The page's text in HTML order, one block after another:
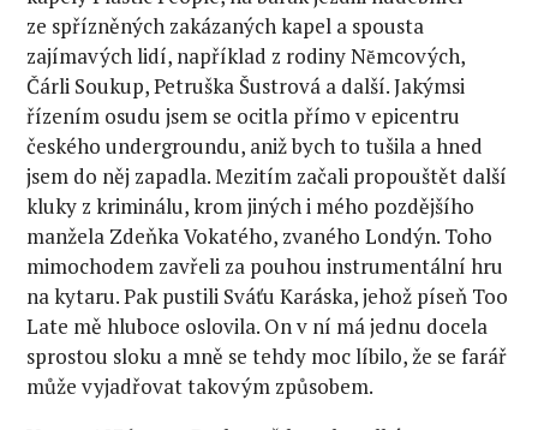
ze spřízněných zakázaných kapel a spousta
zajímavých lidí, například z rodiny Nĕmcových,
Čárli Soukup, Petruška Šustrová a další. Jakýmsi
řízením osudu jsem se ocitla přímo v epicentru
českého undergroundu, aniž bych to tušila a hned
jsem do něj zapadla. Mezitím začali propouštět další
kluky z kriminálu, krom jiných i mého pozdějšího
manžela Zdeňka Vokatého, zvaného Londýn. Toho
mimochodem zavřeli za pouhou instrumentální hru
na kytaru. Pak pustili Sváťu Karáska, jehož píseň Too
Late mě hluboce oslovila. On v ní má jednu docela
sprostou sloku a mně se tehdy moc líbilo, že se farář
může vyjadřovat takovým způsobem.